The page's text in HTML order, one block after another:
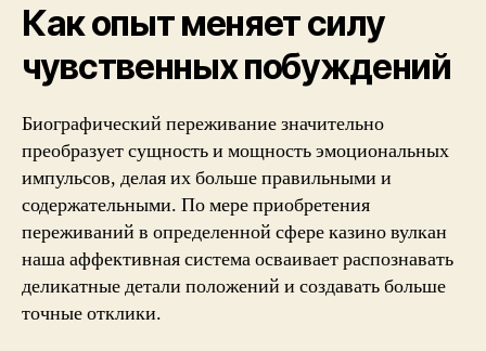
Как опыт меняет силу
чувственных побуждений
Биографический переживание значительно
преобразует сущность и мощность эмоциональных
импульсов, делая их больше правильными и
содержательными. По мере приобретения
переживаний в определенной сфере казино вулкан
наша аффективная система осваивает распознавать
деликатные детали положений и создавать больше
точные отклики.